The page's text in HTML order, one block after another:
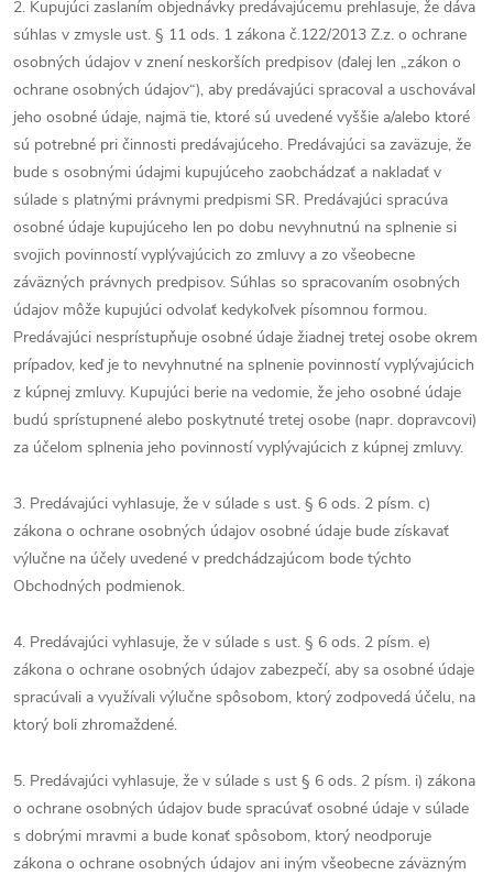
2. Kupujúci zaslaním objednávky predávajúcemu prehlasuje, že dáva
súhlas v zmysle ust. § 11 ods. 1 zákona č.122/2013 Z.z. o ochrane
osobných údajov v znení neskorších predpisov (ďalej len „zákon o
ochrane osobných údajov“), aby predávajúci spracoval a uschovával
jeho osobné údaje, najmä tie, ktoré sú uvedené vyššie a/alebo ktoré
sú potrebné pri činnosti predávajúceho. Predávajúci sa zaväzuje, že
bude s osobnými údajmi kupujúceho zaobchádzať a nakladať v
súlade s platnými právnymi predpismi SR. Predávajúci spracúva
osobné údaje kupujúceho len po dobu nevyhnutnú na splnenie si
svojich povinností vyplývajúcich zo zmluvy a zo všeobecne
záväzných právnych predpisov. Súhlas so spracovaním osobných
údajov môže kupujúci odvolať kedykoľvek písomnou formou.
Predávajúci nesprístupňuje osobné údaje žiadnej tretej osobe okrem
prípadov, keď je to nevyhnutné na splnenie povinností vyplývajúcich
z kúpnej zmluvy. Kupujúci berie na vedomie, že jeho osobné údaje
budú sprístupnené alebo poskytnuté tretej osobe (napr. dopravcovi)
za účelom splnenia jeho povinností vyplývajúcich z kúpnej zmluvy.
3. Predávajúci vyhlasuje, že v súlade s ust. § 6 ods. 2 písm. c)
zákona o ochrane osobných údajov osobné údaje bude získavať
výlučne na účely uvedené v predchádzajúcom bode týchto
Obchodných podmienok.
4. Predávajúci vyhlasuje, že v súlade s ust. § 6 ods. 2 písm. e)
zákona o ochrane osobných údajov zabezpečí, aby sa osobné údaje
spracúvali a využívali výlučne spôsobom, ktorý zodpovedá účelu, na
ktorý boli zhromaždené.
5. Predávajúci vyhlasuje, že v súlade s ust § 6 ods. 2 písm. i) zákona
o ochrane osobných údajov bude spracúvať osobné údaje v súlade
s dobrými mravmi a bude konať spôsobom, ktorý neodporuje
zákona o ochrane osobných údajov ani iným všeobecne záväzným